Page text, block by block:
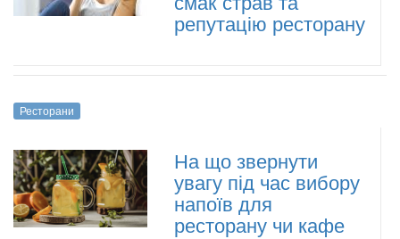
репутацію ресторану
Ресторани
На що звернути
увагу під час вибору
напоїв для
ресторану чи кафе